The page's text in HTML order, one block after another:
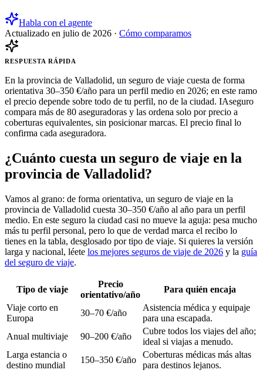
Habla con el agente
Actualizado en julio de 2026 · Cómo comparamos
RESPUESTA RÁPIDA
En la provincia de Valladolid, un seguro de viaje cuesta de forma
orientativa 30–350 €/año para un perfil medio en 2026; en este ramo
el precio depende sobre todo de tu perfil, no de la ciudad. IAseguro
compara más de 80 aseguradoras y las ordena solo por precio a
coberturas equivalentes, sin posicionar marcas. El precio final lo
confirma cada aseguradora.
¿Cuánto cuesta un seguro de viaje en la
provincia de Valladolid?
Vamos al grano: de forma orientativa, un seguro de viaje en la
provincia de Valladolid cuesta 30–350 €/año al año para un perfil
medio. En este seguro la ciudad casi no mueve la aguja: pesa mucho
más tu perfil personal, pero lo que de verdad marca el recibo lo
tienes en la tabla, desglosado por tipo de viaje. Si quieres la versión
larga y nacional, léete los mejores seguros de viaje de 2026 y la guía
del seguro de viaje.
Tipo de viaje
Precio
orientativo/año
Para quién encaja
Viaje corto en
Europa
30–70 €/año
Asistencia médica y equipaje
para una escapada.
Anual multiviaje
90–200 €/año
Cubre todos los viajes del año;
ideal si viajas a menudo.
Larga estancia o
destino mundial
150–350 €/año
Coberturas médicas más altas
para destinos lejanos.